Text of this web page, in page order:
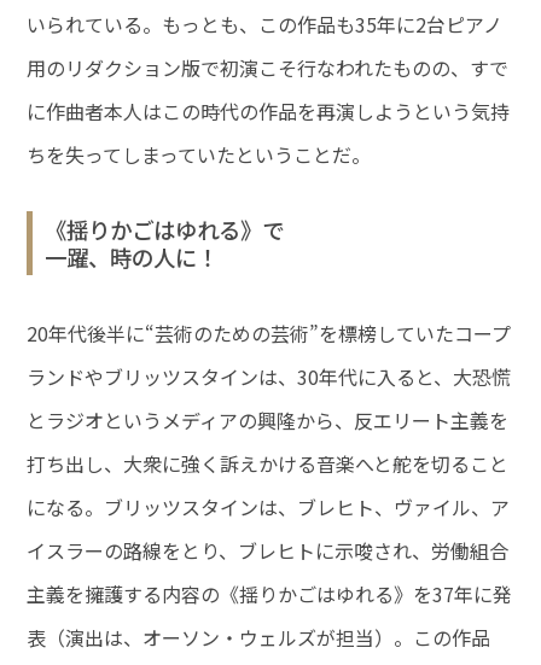
いられている。もっとも、この作品も35年に2台ピアノ
用のリダクション版で初演こそ行なわれたものの、すで
に作曲者本人はこの時代の作品を再演しようという気持
ちを失ってしまっていたということだ。
《揺りかごはゆれる》で
一躍、時の人に！
20年代後半に“芸術のための芸術”を標榜していたコープ
ランドやブリッツスタインは、30年代に入ると、大恐慌
とラジオというメディアの興隆から、反エリート主義を
打ち出し、大衆に強く訴えかける音楽へと舵を切ること
になる。ブリッツスタインは、ブレヒト、ヴァイル、ア
イスラーの路線をとり、ブレヒトに示唆され、労働組合
主義を擁護する内容の《揺りかごはゆれる》を37年に発
表（演出は、オーソン・ウェルズが担当）。この作品